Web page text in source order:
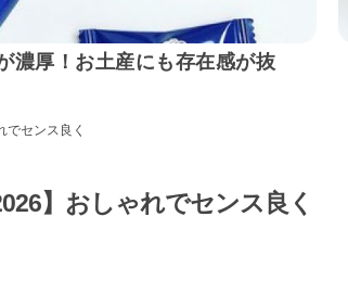
濃厚！お土産にも存在感が抜
でセンス良く
】おしゃれでセンス良く